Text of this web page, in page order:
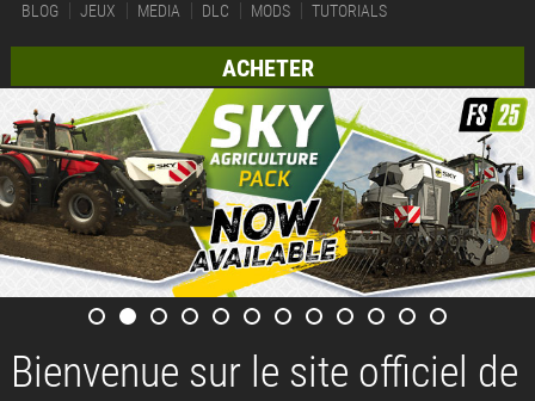
BLOG JEUX MEDIA DLC MODS TUTORIALS
ACHETER
Bienvenue sur le site officiel de